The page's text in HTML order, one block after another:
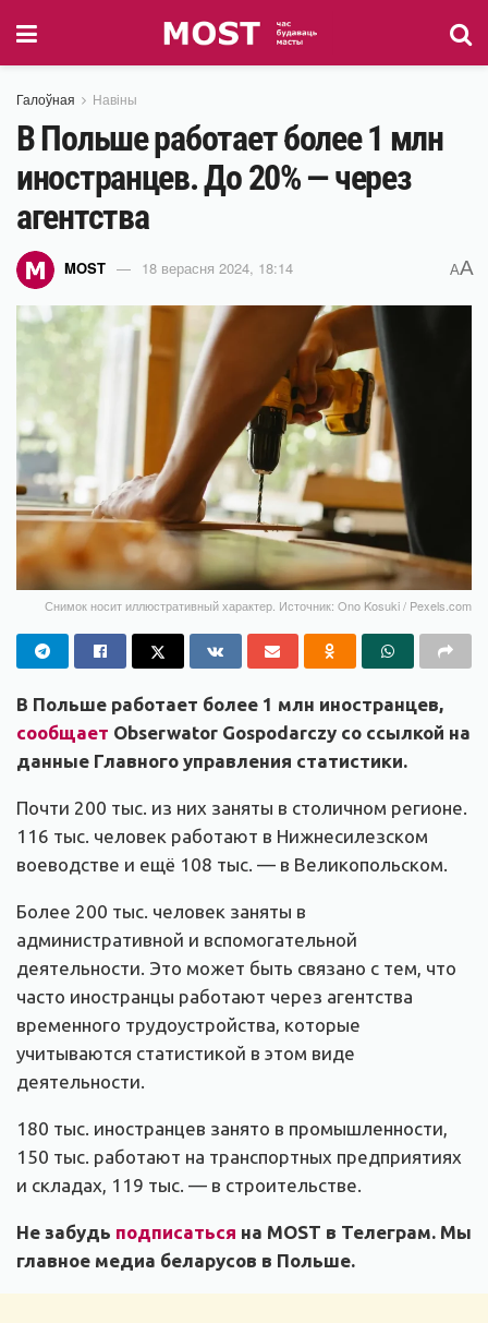
Галоўная Навіны
В Польше работает более 1 млн
иностранцев. До 20% — через
агентства
MOST 18 верасня 2024, 18:14 AA
Снимок носит иллюстративный характер. Источник: Ono Kosuki / Pexels.com
В Польше работает более 1 млн иностранцев,
сообщает Obserwator Gospodarczy со ссылкой на
данные Главного управления статистики.
Почти 200 тыс. из них заняты в столичном регионе.
116 тыс. человек работают в Нижнесилезском
воеводстве и ещё 108 тыс. — в Великопольском.
Более 200 тыс. человек заняты в
административной и вспомогательной
деятельности. Это может быть связано с тем, что
часто иностранцы работают через агентства
временного трудоустройства, которые
учитываются статистикой в этом виде
деятельности.
180 тыс. иностранцев занято в промышленности,
150 тыс. работают на транспортных предприятиях
и складах, 119 тыс. — в строительстве.
Не забудь подписаться на MOST в Телеграм. Мы
главное медиа беларусов в Польше.